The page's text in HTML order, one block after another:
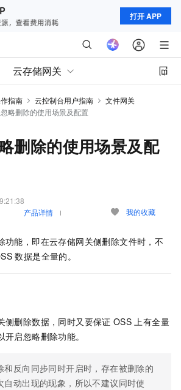
打开 APP
云存储网关
指南 云控制台用户指南
文件网关
略删除的使用场景及配置
删除的使用场景及配
产品详情 我的收藏
功能，即在云存储网关侧删除文件时，不
数据是全量的。
侧删除数据，同时又要保证 OSS 上有全量
启忽略删除功能。
和反向同步同时开启时，存在被删除的
自动出现的现象，所以不建议同时使